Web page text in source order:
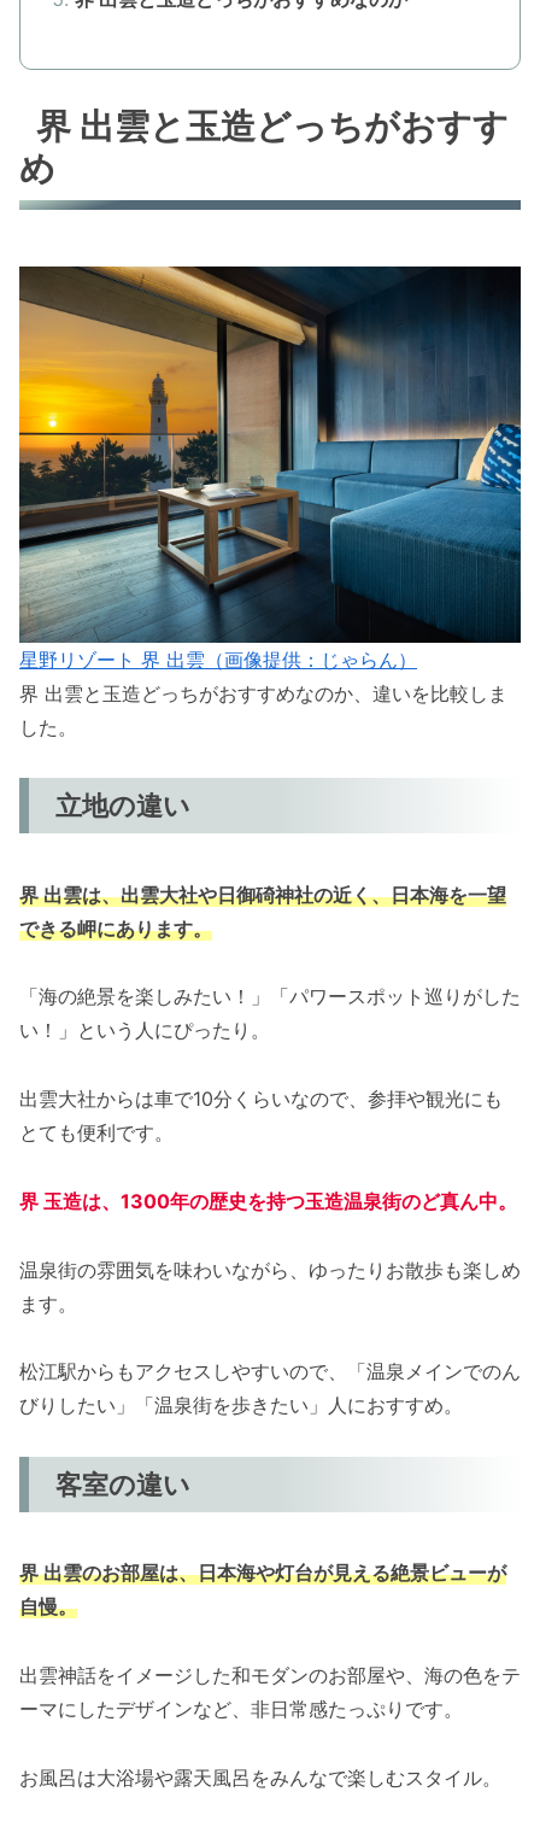
界 出雲と玉造どっちがおすす
め
星野リゾート 界 出雲（画像提供：じゃらん）
界 出雲と玉造どっちがおすすめなのか、違いを比較しま
した。
立地の違い
界 出雲は、出雲大社や日御碕神社の近く、日本海を一望
できる岬にあります。
「海の絶景を楽しみたい！」「パワースポット巡りがした
い！」という人にぴったり。
出雲大社からは車で10分くらいなので、参拝や観光にも
とても便利です。
界 玉造は、1300年の歴史を持つ玉造温泉街のど真ん中。
温泉街の雰囲気を味わいながら、ゆったりお散歩も楽しめ
ます。
松江駅からもアクセスしやすいので、「温泉メインでのん
びりしたい」「温泉街を歩きたい」人におすすめ。
客室の違い
界 出雲のお部屋は、日本海や灯台が見える絶景ビューが
自慢。
出雲神話をイメージした和モダンのお部屋や、海の色をテ
ーマにしたデザインなど、非日常感たっぷりです。
お風呂は大浴場や露天風呂をみんなで楽しむスタイル。